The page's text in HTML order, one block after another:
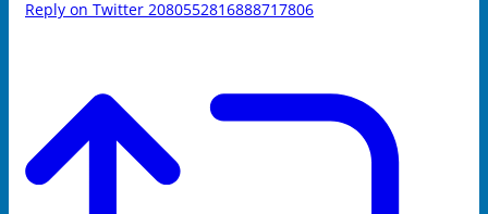
Reply on Twitter 2080552816888717806